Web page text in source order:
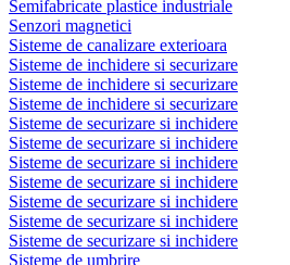
Semifabricate plastice industriale
Senzori magnetici
Sisteme de canalizare exterioara
Sisteme de inchidere si securizare
Sisteme de inchidere si securizare
Sisteme de inchidere si securizare
Sisteme de securizare si inchidere
Sisteme de securizare si inchidere
Sisteme de securizare si inchidere
Sisteme de securizare si inchidere
Sisteme de securizare si inchidere
Sisteme de securizare si inchidere
Sisteme de securizare si inchidere
Sisteme de umbrire